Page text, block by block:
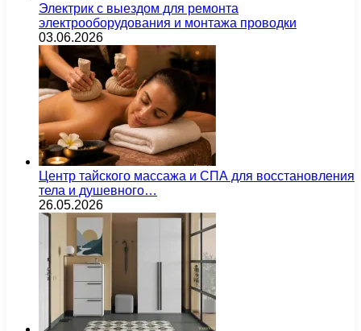
Электрик с выездом для ремонта
электрооборудования и монтажа проводки
03.06.2026
Центр тайского массажа и СПА для восстановления
тела и душевного…
26.05.2026